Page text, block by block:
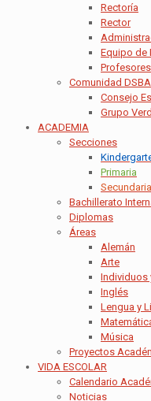
Rectoría
Rector
Equipo de
Profesores
Comunidad
Consejo
Grupo
ACADEMIA
Secciones
Primaria
Secundaria
Bachillerato
Diplomas
Áreas
Alemán
Arte
Individuos
Inglés
Lengua y
Música
Proyectos
VIDA ESCOLAR
Calendario
Noticias